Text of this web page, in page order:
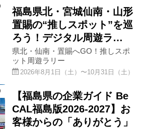
福島県北・宮城仙南・山形
置賜の“推しスポット”を巡
ろう！デジタル周遊ラ…
県北・仙南・置賜へGO！推しスポ
ット周遊ラリー
2026年8月1日（土）〜10月31日（土）
【福島県の企業ガイド Be
CAL福島版2026-2027】お
客様からの「ありがとう」